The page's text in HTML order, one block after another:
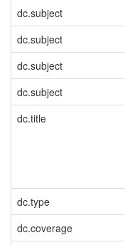
dc.subject
dc.subject
dc.subject
dc.subject
dc.title
dc.type
dc.coverage